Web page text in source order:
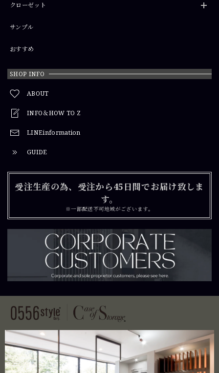
クローゼット
サンプル
おすすめ
SHOP INFO
ABOUT
INFO＆HOW TO Z
LINEinformation
GUIDE
受注生産の為、受注から45日間でお届け致しま
す。
※一部配送不可地域がございます。